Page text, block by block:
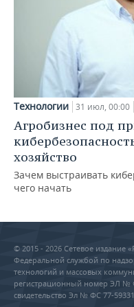
Технологии 31 июл, 00:00
Агробизнес под
хозяйство
Зачем выстраивать
чего начать
© 2015 - 2026 Сетевое издание
Федеральной службой по
технологий и массовых
регистрационный номер ЭЛ №
свидетельство Эл № ФС 77-